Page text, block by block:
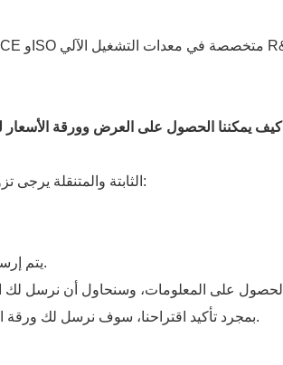
2. كيف يمكننا الحصول على العرض وورقة
الثابتة والمتنقلة يرجى تزويدنا بالتفاصيل التالية على النحو التالي:
يتم إرسال العينات إلى عنواننا لتقييم المهندس.
بمجرد تأكيد اقتراحنا، سوف نرسل لك ورقة الأسعار الرسمية في أسرع وقت ممكن.